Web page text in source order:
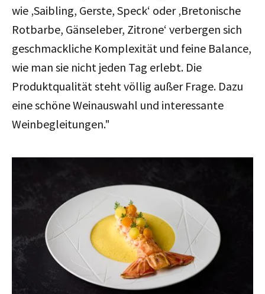
wie ‚Saibling, Gerste, Speck‘ oder ‚Bretonische
Rotbarbe, Gänseleber, Zitrone‘ verbergen sich
geschmackliche Komplexität und feine Balance,
wie man sie nicht jeden Tag erlebt. Die
Produktqualität steht völlig außer Frage. Dazu
eine schöne Weinauswahl und interessante
Weinbegleitungen."